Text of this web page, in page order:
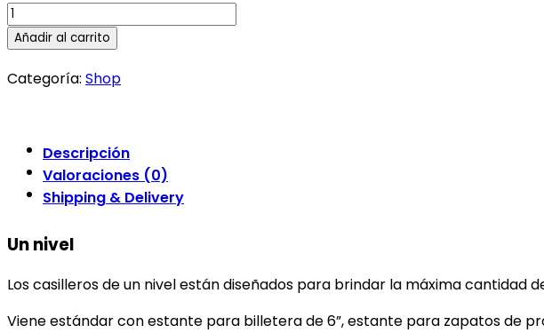
Locker
Borde
Summer
Apple
Añadir al carrito
Categoría: Shop
Descripción
Valoraciones (0)
Shipping & Delivery
Un nivel
Los casilleros de un nivel están diseñados para brindar la máxima
Viene estándar con estante para billetera de 6”, estante para zapatos de